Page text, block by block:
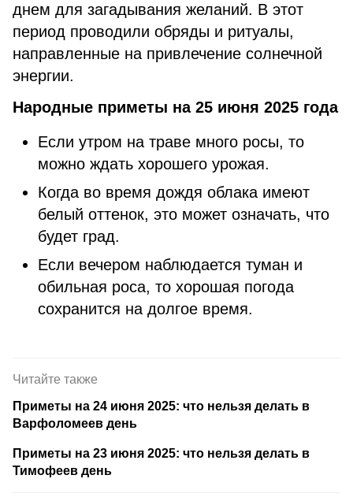
днем для загадывания желаний. В этот
период проводили обряды и ритуалы,
направленные на привлечение солнечной
энергии.
Народные приметы на 25 июня 2025 года
Если утром на траве много росы, то
можно ждать хорошего урожая.
Когда во время дождя облака имеют
белый оттенок, это может означать, что
будет град.
Если вечером наблюдается туман и
обильная роса, то хорошая погода
сохранится на долгое время.
Читайте также
Приметы на 24 июня 2025: что нельзя делать в
Варфоломеев день
Приметы на 23 июня 2025: что нельзя делать в
Тимофеев день